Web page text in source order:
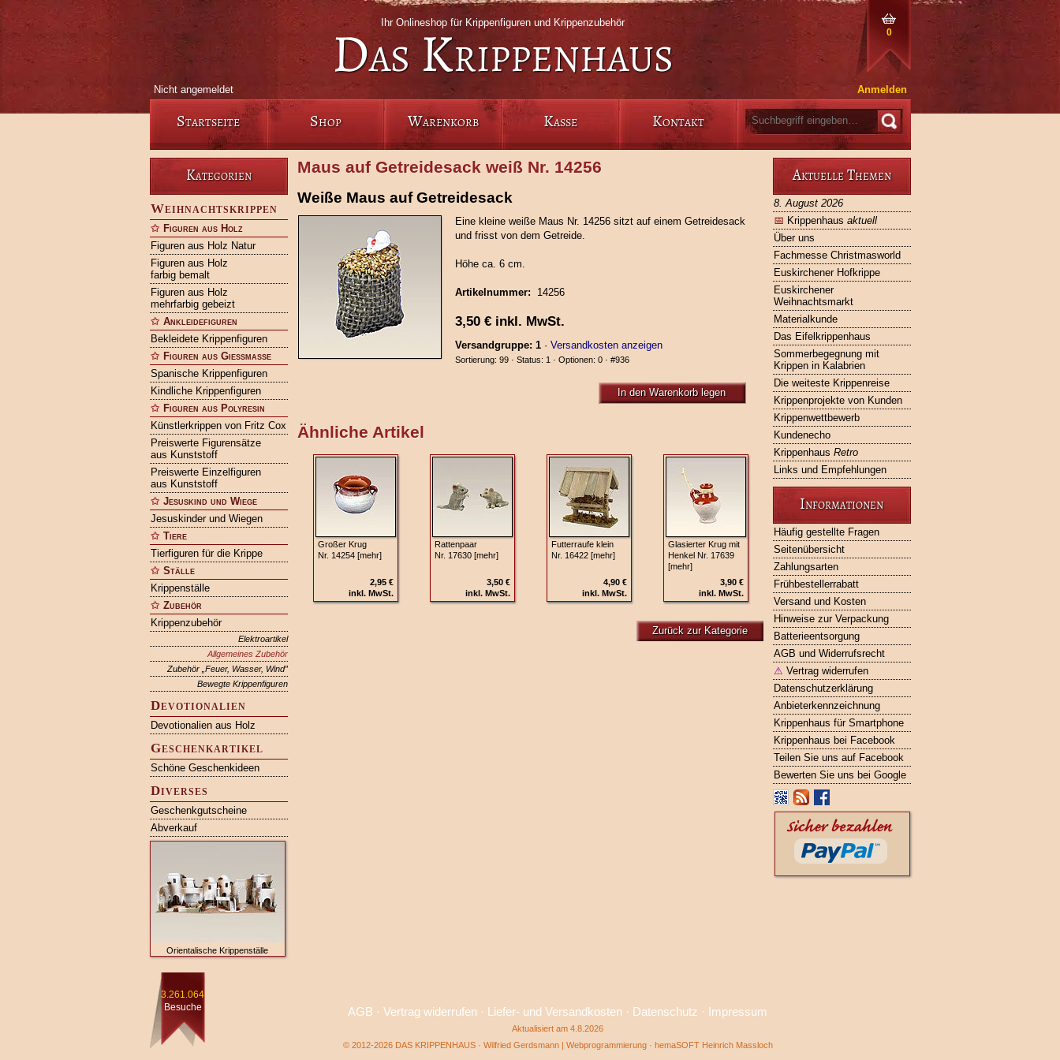
0
Ihr Onlineshop für Krippenfiguren und Krippenzubehör
Das Krippenhaus
Nicht angemeldet Anmelden
Startseite Shop Warenkorb Kasse Kontakt
Kategorien
Weihnachtskrippen
Figuren aus Holz
Figuren aus Holz Natur
Figuren aus Holz
farbig bemalt
Figuren aus Holz
mehrfarbig gebeizt
Ankleidefiguren
Bekleidete Krippenfiguren
Figuren aus Gießmasse
Spanische Krippenfiguren
Kindliche Krippenfiguren
Figuren aus Polyresin
Künstlerkrippen von Fritz Cox
Preiswerte Figurensätze
aus Kunststoff
Preiswerte Einzelfiguren
aus Kunststoff
Jesuskind und Wiege
Jesuskinder und Wiegen
Tiere
Tierfiguren für die Krippe
Ställe
Krippenställe
Zubehör
Krippenzubehör
Elektroartikel
Allgemeines Zubehör
Zubehör „Feuer, Wasser, Wind”
Bewegte Krippenfiguren
Devotionalien
Devotionalien aus Holz
Geschenkartikel
Schöne Geschenkideen
Diverses
Geschenkgutscheine
Abverkauf
Orientalische Krippenställe
Aktuelle Themen
8. August 2026
📅 Krippenhaus aktuell
Über uns
Fachmesse Christmasworld
Euskirchener Hofkrippe
Euskirchener
Weihnachtsmarkt
Materialkunde
Das Eifelkrippenhaus
Sommerbegegnung mit
Krippen in Kalabrien
Die weiteste Krippenreise
Krippenprojekte von Kunden
Krippenwettbewerb
Kundenecho
Krippenhaus Retro
Links und Empfehlungen
Informationen
Häufig gestellte Fragen
Seitenübersicht
Zahlungsarten
Frühbestellerrabatt
Versand und Kosten
Hinweise zur Verpackung
Batterieentsorgung
AGB und Widerrufsrecht
⚠ Vertrag widerrufen
Datenschutzerklärung
Anbieterkennzeichnung
Krippenhaus für Smartphone
Krippenhaus bei Facebook
Teilen Sie uns auf Facebook
Bewerten Sie uns bei Google
Maus auf Getreidesack weiß Nr. 14256
Weiße Maus auf Getreidesack
Eine kleine weiße Maus Nr. 14256 sitzt auf einem Getreidesack
und frisst von dem Getreide.
Höhe ca. 6 cm.
Artikelnummer: 14256
3,50 €inkl. MwSt.
Versandgruppe: 1· Versandkosten anzeigen
Sortierung: 99 · Status: 1 · Optionen: 0 · #936
In den Warenkorb legen
Ähnliche Artikel
Großer Krug
Nr. 14254 [mehr]
2,95 €
inkl. MwSt.
Rattenpaar
Nr. 17630 [mehr]
3,50 €
inkl. MwSt.
Futterraufe klein
Nr. 16422 [mehr]
4,90 €
inkl. MwSt.
Glasierter Krug mit
Henkel Nr. 17639
[mehr]
3,90 €
inkl. MwSt.
Zurück zur Kategorie
3.261.064
Besuche
AGB · Vertrag widerrufen · Liefer- und Versandkosten · Datenschutz · Impressum
Aktualisiert am 4.8.2026
© 2012-2026 DAS KRIPPENHAUS · Wilfried Gerdsmann | Webprogrammierung · hemaSOFT Heinrich Massloch